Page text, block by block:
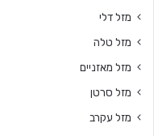
מזל דלי
מזל טלה
מזל מאזניים
מזל סרטן
מזל עקרב